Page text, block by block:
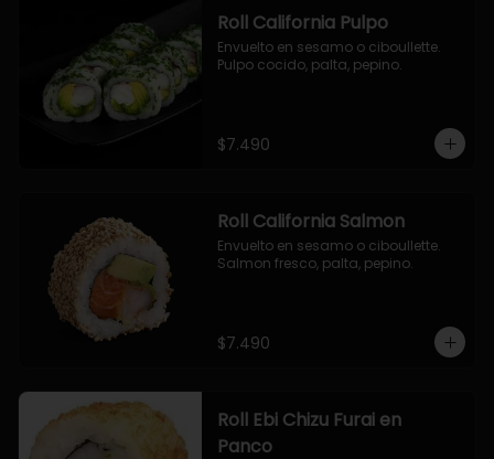
Roll California Pulpo
Envuelto en sesamo o ciboullette.
Pulpo cocido, palta, pepino.
$7.490
Roll California Salmon
Envuelto en sesamo o ciboullette.
Salmon fresco, palta, pepino.
$7.490
Roll Ebi Chizu Furai en
Panco